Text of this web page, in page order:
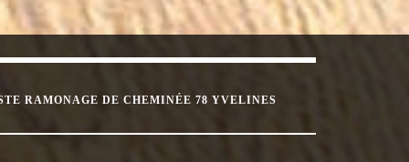
RAMONAGE DE CHEMINÉE 78 YVELINES